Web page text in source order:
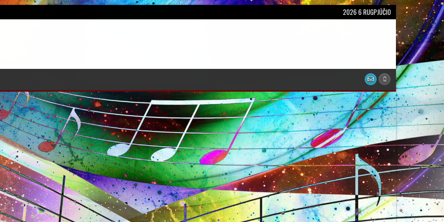
2026 6 RUGPJŪČIO